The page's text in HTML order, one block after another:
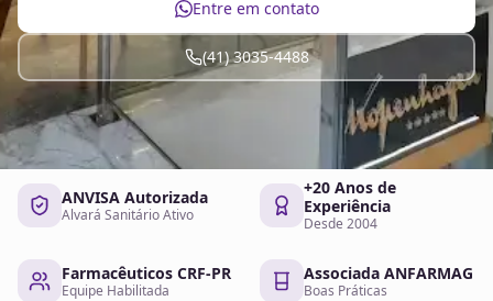
Entre em contato
(41) 3035-4488
ANVISA Autorizada
Alvará Sanitário Ativo
+20 Anos de
Experiência
Desde 2004
Farmacêuticos CRF-PR
Equipe Habilitada
Associada ANFARMAG
Boas Práticas